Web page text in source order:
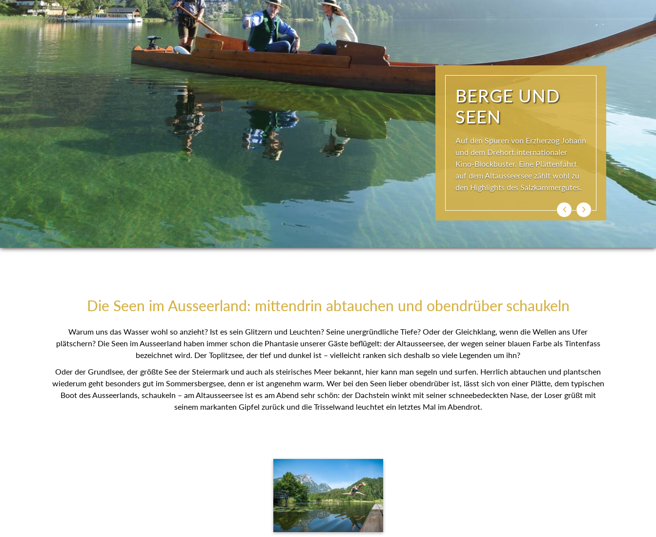
NATUR PUR
Ausseerland neue Kraft und viel
Inspiration. Das Wirkungsvermögen
kommt aus der Natur und ihren
ewigen Gestalten – den Bergen und
Seen.
ZurückWeiter
Die Seen im Ausseerland: mittendrin abtauchen und obendrüber schaukeln
Warum uns das Wasser wohl so anzieht? Ist es sein Glitzern und Leuchten? Seine unergründliche Tiefe? Oder der Gleichklang, wenn die Wellen ans Ufer
plätschern? Die Seen im Ausseerland haben immer schon die Phantasie unserer Gäste beflügelt: der Altausseersee, der wegen seiner blauen Farbe als Tintenfass
bezeichnet wird. Der Toplitzsee, der tief und dunkel ist – vielleicht ranken sich deshalb so viele Legenden um ihn?
Oder der Grundlsee, der größte See der Steiermark und auch als steirisches Meer bekannt, hier kann man segeln und surfen. Herrlich abtauchen und plantschen
wiederum geht besonders gut im Sommersbergsee, denn er ist angenehm warm. Wer bei den Seen lieber obendrüber ist, lässt sich von einer Plätte, dem typischen
Boot des Ausseerlands, schaukeln – am Altausseersee ist es am Abend sehr schön: der Dachstein winkt mit seiner schneebedeckten Nase, der Loser grüßt mit
seinem markanten Gipfel zurück und die Trisselwand leuchtet ein letztes Mal im Abendrot.